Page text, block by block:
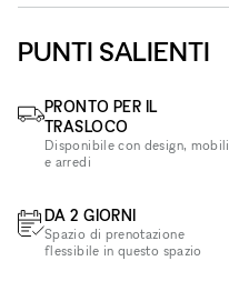
PUNTI SALIENTI
PRONTO PER IL
TRASLOCO
Disponibile con design, mobili
e arredi
DA 2 GIORNI
Spazio di prenotazione
flessibile in questo spazio